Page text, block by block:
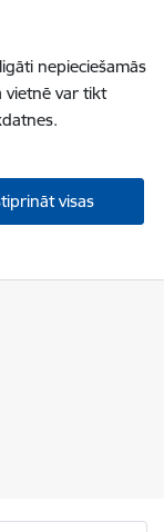
nepieciešamās
vietnē var tikt
visas